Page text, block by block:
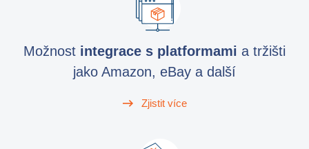
Možnost integrace s platformami a tržišti
jako Amazon, eBay a další
Zjistit více